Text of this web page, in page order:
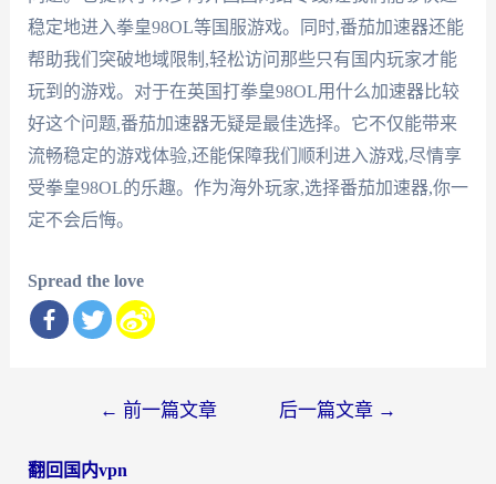
稳定地进入拳皇98OL等国服游戏。同时,番茄加速器还能
帮助我们突破地域限制,轻松访问那些只有国内玩家才能
玩到的游戏。对于在英国打拳皇98OL用什么加速器比较
好这个问题,番茄加速器无疑是最佳选择。它不仅能带来
流畅稳定的游戏体验,还能保障我们顺利进入游戏,尽情享
受拳皇98OL的乐趣。作为海外玩家,选择番茄加速器,你一
定不会后悔。
Spread the love
导
← 前一篇文章 后一篇文章 →
翻回国内vpn